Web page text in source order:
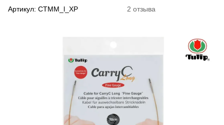
Артикул: СТММ_l_ХР 2 отзыва